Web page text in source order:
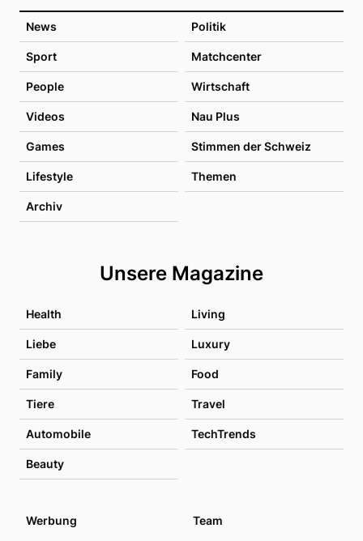
News Politik
Sport Matchcenter
People Wirtschaft
Videos Nau Plus
Games Stimmen der Schweiz
Lifestyle Themen
Archiv
Unsere Magazine
Health Living
Liebe Luxury
Family Food
Tiere Travel
Automobile TechTrends
Beauty
Werbung
Team